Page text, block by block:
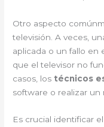
Otro aspecto
televisión. A veces,
aplicada o un fallo en
que el televisor no
casos, los técnicos
software o realizar un
Es crucial identificar